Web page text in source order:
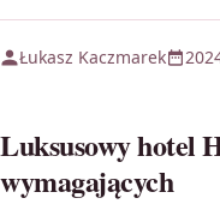
Łukasz Kaczmarek
Luksusowy hotel
wymagających